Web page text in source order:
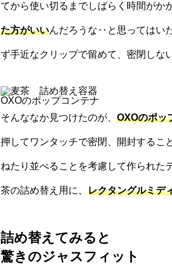
てから使い切るまでしばらく時間がか
た方がいいんだろうな‥と思ってはい
ず手近なクリップで留めて、密閉しな
OXOのポップコンテナ
そんななか見つけたのが、 OXOのポッ
押してワンタッチで密閉、開封するこ
ねたり並べることを考慮して作られた
茶の詰め替え用に、 レクタングルミデ
詰め替えてみると
驚きのジャスフィット